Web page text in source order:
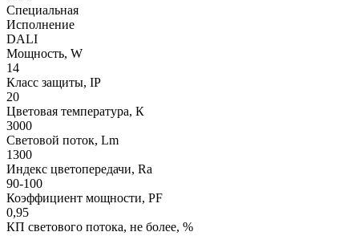
Специальная
Исполнение
DALI
Мощность, W
14
Класс защиты, IP
20
Цветовая температура, К
3000
Световой поток, Lm
1300
Индекс цветопередачи, Ra
90-100
Коэффициент мощности, PF
0,95
КП светового потока, не более, %